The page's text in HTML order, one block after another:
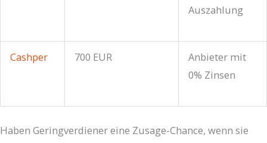
Auszahlung
Cashper 700 EUR
Anbieter mit
0% Zinsen
Haben Geringverdiener eine Zusage-Chance, wenn sie